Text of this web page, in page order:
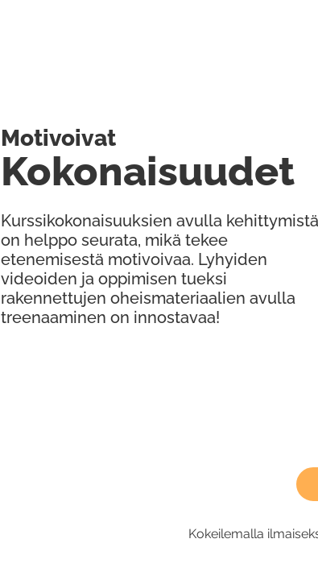
Kokeilemalla
Kurssikokonaisuuksien avulla kehittymistä
on helppo seurata, mikä tekee
etenemisestä motivoivaa. Lyhyiden
videoiden ja oppimisen tueksi
rakennettujen oheismateriaalien avulla
treenaaminen on innostavaa!
Kokonaisuudet
Motivoivat